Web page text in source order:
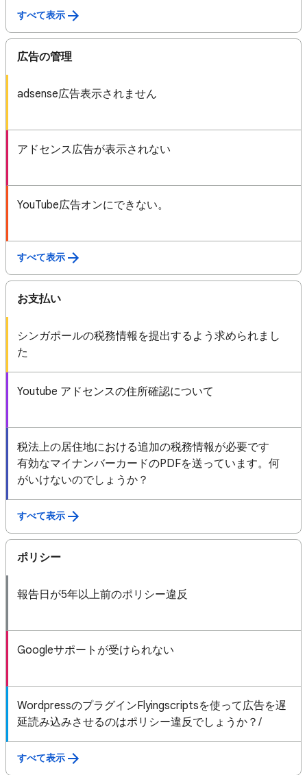
すべて表示
広告の管理
adsense広告表示されません
アドセンス広告が表示されない
YouTube広告オンにできない。
すべて表示
お支払い
シンガポールの税務情報を提出するよう求められまし
た
Youtube アドセンスの住所確認について
税法上の居住地における追加の税務情報が必要です
有効なマイナンバーカードのPDFを送っています。何
がいけないのでしょうか？
すべて表示
ポリシー
報告日が5年以上前のポリシー違反
Googleサポートが受けられない
WordpressのプラグインFlyingscriptsを使って広告を遅
延読み込みさせるのはポリシー違反でしょうか？/
すべて表示